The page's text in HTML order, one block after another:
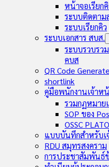
หน้าจอเรียก
ระบบติดตาม
ระบบเรียกคิว
ระบบเอกสาร สบส.
ระบบรวบรว
คบส
QR Code Generate
shortlink
คู่มือพนักงานเจ้าห
รวมกฏหมาย
SOP ของ
OSSC
แบบบันทึกสำหรับเ
RDU สมุทรสงคราม
การประชาสัมพันธ์